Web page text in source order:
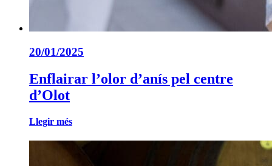
20/01/2025
Enflairar l’olor d’anís pel centre
d’Olot
Llegir més